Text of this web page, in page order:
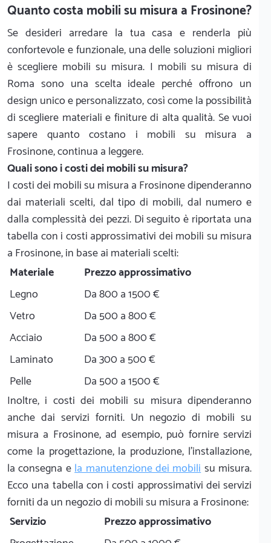
Quanto costa mobili su misura a Frosinone?
Se desideri arredare la tua casa e renderla più
confortevole e funzionale, una delle soluzioni migliori
è scegliere mobili su misura. I mobili su misura di
Roma sono una scelta ideale perché offrono un
design unico e personalizzato, così come la possibilità
di scegliere materiali e finiture di alta qualità. Se vuoi
sapere quanto costano i mobili su misura a
Frosinone, continua a leggere.
Quali sono i costi dei mobili su misura?
I costi dei mobili su misura a Frosinone dipenderanno
dai materiali scelti, dal tipo di mobili, dal numero e
dalla complessità dei pezzi. Di seguito è riportata una
tabella con i costi approssimativi dei mobili su misura
a Frosinone, in base ai materiali scelti:
Materiale
Prezzo approssimativo
Legno
Da 800 a 1500 €
Vetro
Da 500 a 800 €
Acciaio
Da 500 a 800 €
Laminato
Da 300 a 500 €
Pelle
Da 500 a 1500 €
Inoltre, i costi dei mobili su misura dipenderanno
anche dai servizi forniti. Un negozio di mobili su
misura a Frosinone, ad esempio, può fornire servizi
come la progettazione, la produzione, l'installazione,
la consegna ela manutenzione dei mobilisu misura.
Ecco una tabella con i costi approssimativi dei servizi
forniti da un negozio di mobili su misura a Frosinone:
Servizio
Prezzo approssimativo